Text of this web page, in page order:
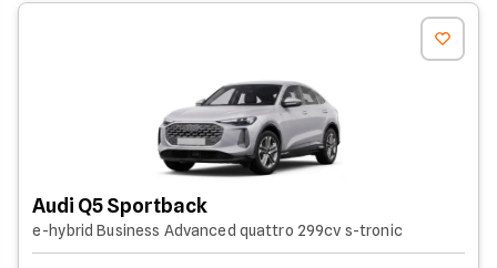
Audi Q5 Sportback
e-hybrid Business Advanced quattro 299cv s-tronic